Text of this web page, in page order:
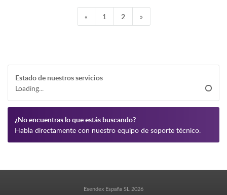
« 1 2 »
Estado de nuestros servicios
Loading...
¿No encuentras lo que estás buscando?
Habla directamente con nuestro equipo de soporte técnico.
Esendex España SL 2026